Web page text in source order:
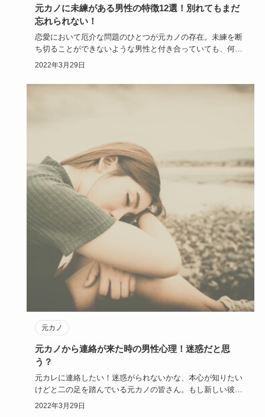
元カノに未練がある男性の特徴12選！別れてもまだ
忘れられない！
恋愛において厄介な問題のひとつが元カノの存在。未練を断
ち切ることができないような男性と付き合っていても、何だ
か不安で楽しく…
2022年3月29日
元カノ
元カノから連絡が来た時の男性心理！迷惑だと思
う？
元カレに連絡したい！迷惑がられないかな、本心が知りたい
けどと二の足を踏んでいる元カノの皆さん。もし新しい彼女
がいたら連絡し…
2022年3月29日